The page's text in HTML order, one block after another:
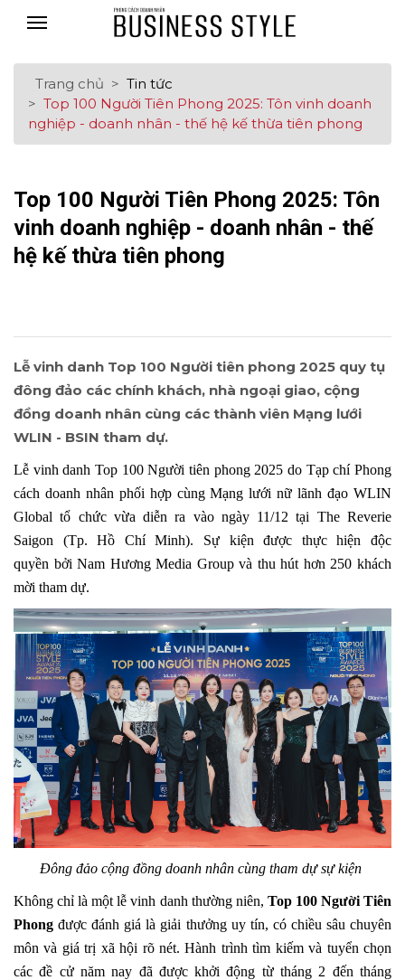
Trang chủ
Tin tức
Top 100 Người Tiên Phong 2025: Tôn vinh doanh
nghiệp - doanh nhân - thế hệ kế thừa tiên phong
Top 100 Người Tiên Phong 2025: Tôn
vinh doanh nghiệp - doanh nhân - thế
hệ kế thừa tiên phong
Lễ vinh danh Top 100 Người tiên phong 2025 quy tụ
đông đảo các chính khách, nhà ngoại giao, cộng
đồng doanh nhân cùng các thành viên Mạng lưới
WLIN - BSIN tham dự.
Lễ vinh danh Top 100 Người tiên phong 2025 do Tạp chí Phong
cách doanh nhân phối hợp cùng Mạng lưới nữ lãnh đạo WLIN
Global tổ chức vừa diễn ra vào ngày 11/12 tại The Reverie
Saigon (Tp. Hồ Chí Minh). Sự kiện được thực hiện độc
quyền bởi Nam Hương Media Group và thu hút hơn 250 khách
mời tham dự.
Đông đảo cộng đồng doanh nhân cùng tham dự sự kiện
Không chỉ là một lễ vinh danh thường niên, Top 100 Người Tiên
Phong được đánh giá là giải thưởng uy tín, có chiều sâu chuyên
môn và giá trị xã hội rõ nét. Hành trình tìm kiếm và tuyển chọn
các đề cử năm nay đã được khởi động từ tháng 2 đến tháng